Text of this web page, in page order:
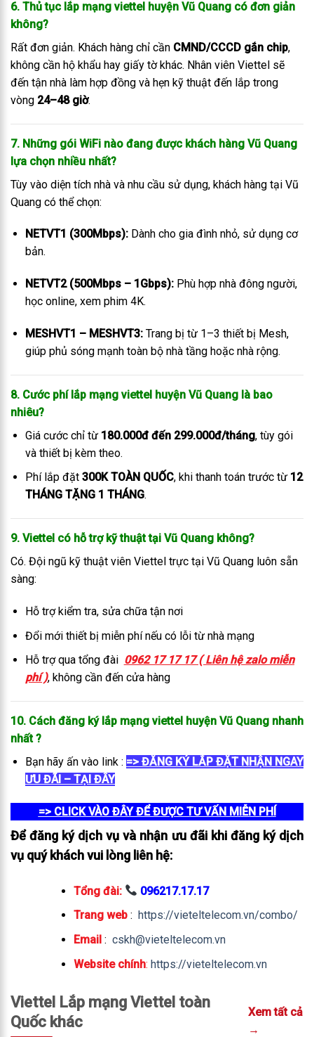
6. Thủ tục lắp mạng viettel huyện Vũ Quang có đơn giản
không?
Rất đơn giản. Khách hàng chỉ cần CMND/CCCD gắn chip,
không cần hộ khẩu hay giấy tờ khác. Nhân viên Viettel sẽ
đến tận nhà làm hợp đồng và hẹn kỹ thuật đến lắp trong
vòng 24–48 giờ.
7. Những gói WiFi nào đang được khách hàng Vũ Quang
lựa chọn nhiều nhất?
Tùy vào diện tích nhà và nhu cầu sử dụng, khách hàng tại Vũ
Quang có thể chọn:
NETVT1 (300Mbps):Dành cho gia đình nhỏ, sử dụng cơ
bản.
NETVT2 (500Mbps – 1Gbps):Phù hợp nhà đông người,
học online, xem phim 4K.
MESHVT1 – MESHVT3:Trang bị từ 1–3 thiết bị Mesh,
giúp phủ sóng mạnh toàn bộ nhà tầng hoặc nhà rộng.
8. Cước phí lắp mạng viettel huyện Vũ Quang là bao
nhiêu?
Giá cước chỉ từ 180.000đ đến 299.000đ/tháng, tùy gói
và thiết bị kèm theo.
Phí lắp đặt 300K TOÀN QUỐC, khi thanh toán trước từ 12
THÁNG TẶNG 1 THÁNG.
9. Viettel có hỗ trợ kỹ thuật tại Vũ Quang không?
Có. Đội ngũ kỹ thuật viên Viettel trực tại Vũ Quang luôn sẵn
sàng:
Hỗ trợ kiểm tra, sửa chữa tận nơi
Đổi mới thiết bị miễn phí nếu có lỗi từ nhà mạng
Hỗ trợ qua tổng đài 0962 17 17 17 ( Liên hệ zalo miễn
phí ), không cần đến cửa hàng
10. Cách đăng ký lắp mạng viettel huyện Vũ Quang nhanh
nhất?
Bạn hãy ấn vào link : => ĐĂNG KÝ LẮP ĐẶT NHẬN NGAY
ƯU ĐÃI – TẠI ĐÂY
=> CLICK VÀO ĐÂY ĐỂ ĐƯỢC TƯ VẤN MIỄN PHÍ
Để đăng ký dịch vụ và nhận ưu đãi khi đăng ký dịch
vụ quý khách vui lòng liên hệ:
Tổng đài:
096217.17.17
Trang web: https://vieteltelecom.vn/combo/
Email: cskh@vieteltelecom.vn
Website chính: https://vieteltelecom.vn
Viettel Lắp mạng Viettel toàn
Quốc khác
Xem tất cả
→